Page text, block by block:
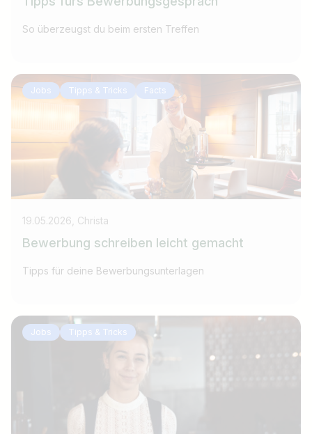
So überzeugst du beim ersten Treffen
Jobs Tipps & Tricks Facts
19.05.2026, Christa
Bewerbung schreiben leicht gemacht
Tipps für deine Bewerbungsunterlagen
Jobs Tipps & Tricks